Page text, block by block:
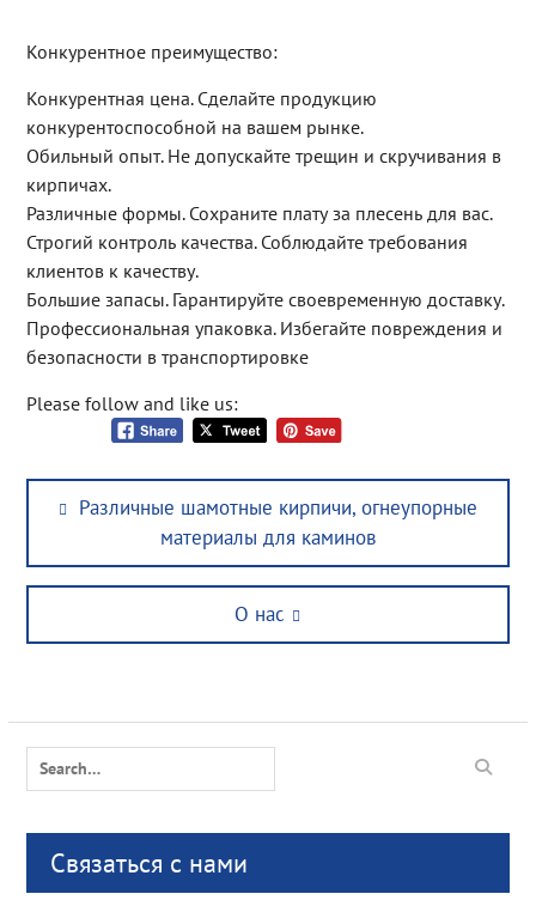
Конкурентное преимущество:
Конкурентная цена. Сделайте продукцию
конкурентоспособной на вашем рынке.
Обильный опыт. Не допускайте трещин и скручивания в
кирпичах.
Различные формы. Сохраните плату за плесень для вас.
Строгий контроль качества. Соблюдайте требования
клиентов к качеству.
Большие запасы. Гарантируйте своевременную доставку.
Профессиональная упаковка. Избегайте повреждения и
безопасности в транспортировке
Please follow and like us:
Post
navigation
Previous
Различные шамотные кирпичи, огнеупорные
материалы для каминов
Next
post:
О нас
Search
Связаться с нами